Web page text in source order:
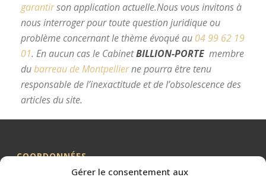
Gérer le consentement aux
garantirson application actuelle.Nous vous invitons à
nous interroger pour toute question juridique ou
problème concernant le thème évoqué au 04 99 62 19
01. En aucun cas le CabinetBILLION-PORTE membre
dubarreau de Montpellierne pourra être tenu
responsable de l’inexactitude et de l’obsolescence des
articles du site.
COORDONNÉES
Me BILLION-PORTE